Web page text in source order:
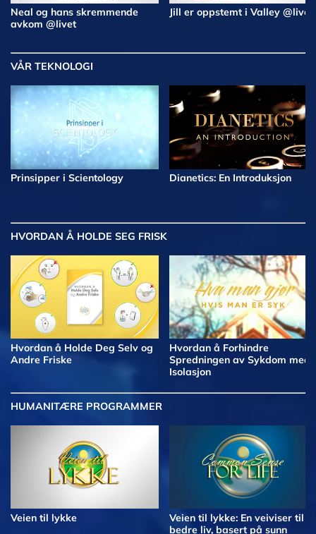
Neal og hans skremmende
avkom @livet
Jill er oppstemt i Valley @livet
VÅR TEKNOLOGI
Prinsipper i Scientology Dianetics: En Introduksjon
HVORDAN Å HOLDE SEG FRISK
Hvordan å Holde Deg Selv og
Andre Friske
Hvordan å Forhindre
Spredningen av Sykdom med
Isolasjon
HUMANITÆRE PROGRAMMER
Veien til lykke
Veien til lykke: En veiviser til et
bedre liv, basert på sunn